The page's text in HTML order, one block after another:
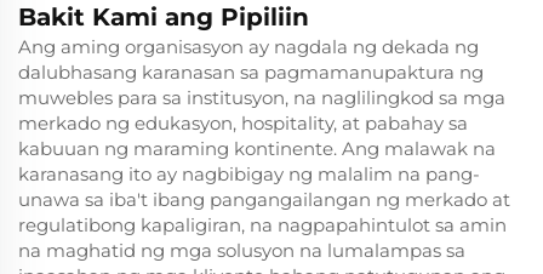
Bakit Kami ang Pipiliin
Ang aming organisasyon ay nagdala ng dekada ng
dalubhasang karanasan sa pagmamanupaktura ng
muwebles para sa institusyon, na naglilingkod sa mga
merkado ng edukasyon, hospitality, at pabahay sa
kabuuan ng maraming kontinente. Ang malawak na
karanasang ito ay nagbibigay ng malalim na pang-
unawa sa iba't ibang pangangailangan ng merkado at
regulatibong kapaligiran, na nagpapahintulot sa amin
na maghatid ng mga solusyon na lumalampas sa